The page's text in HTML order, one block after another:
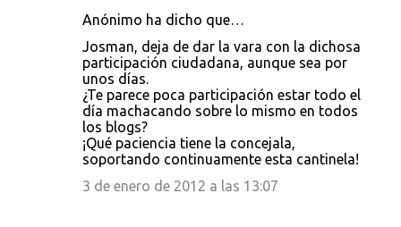
Anónimo ha dicho que…
Josman, deja de dar la vara con la dichosa
participación ciudadana, aunque sea por
unos días.
¿Te parece poca participación estar todo el
día machacando sobre lo mismo en todos
los blogs?
¡Qué paciencia tiene la concejala,
soportando continuamente esta cantinela!
3 de enero de 2012 a las 13:07